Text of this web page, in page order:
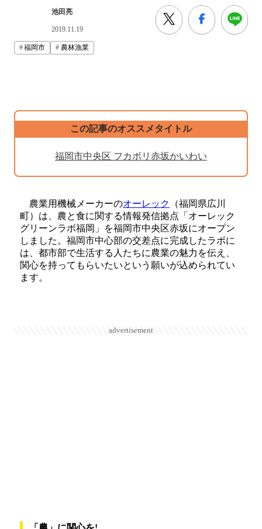
池田亮
2019.11.19
福岡市 農林漁業
この記事のオススメタイトル
福岡市中央区 フカボリ赤坂かいわい
農業用機械メーカーのオーレック
（福岡県広川
町）は、農と食に関する情報発信拠点「オーレック
グリーンラボ福岡」を福岡市中央区赤坂にオープン
しました。福岡市中心部の交差点に完成したラボに
は、都市部で生活する人たちに農業の魅力を伝え、
関心を持ってもらいたいという願いが込められてい
ます。
advertisement